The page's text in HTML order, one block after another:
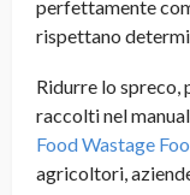
perfettamente
rispettano
Ridurre lo spreco,
raccolti nel
Food Wastage
agricoltori,